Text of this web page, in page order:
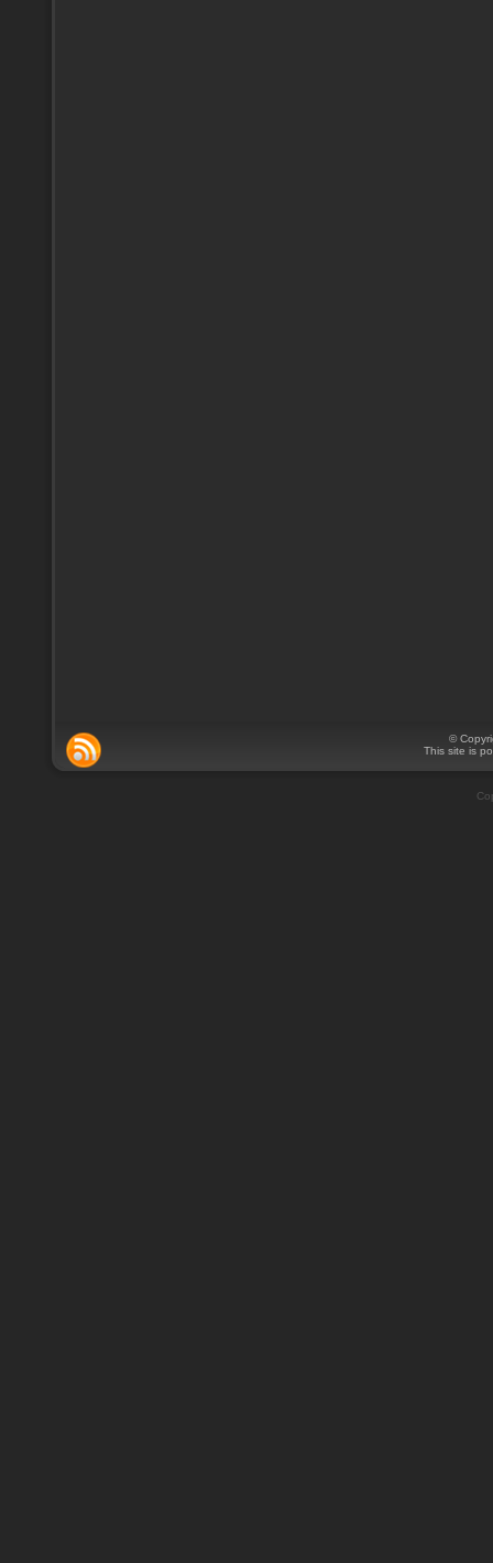
©
This site is